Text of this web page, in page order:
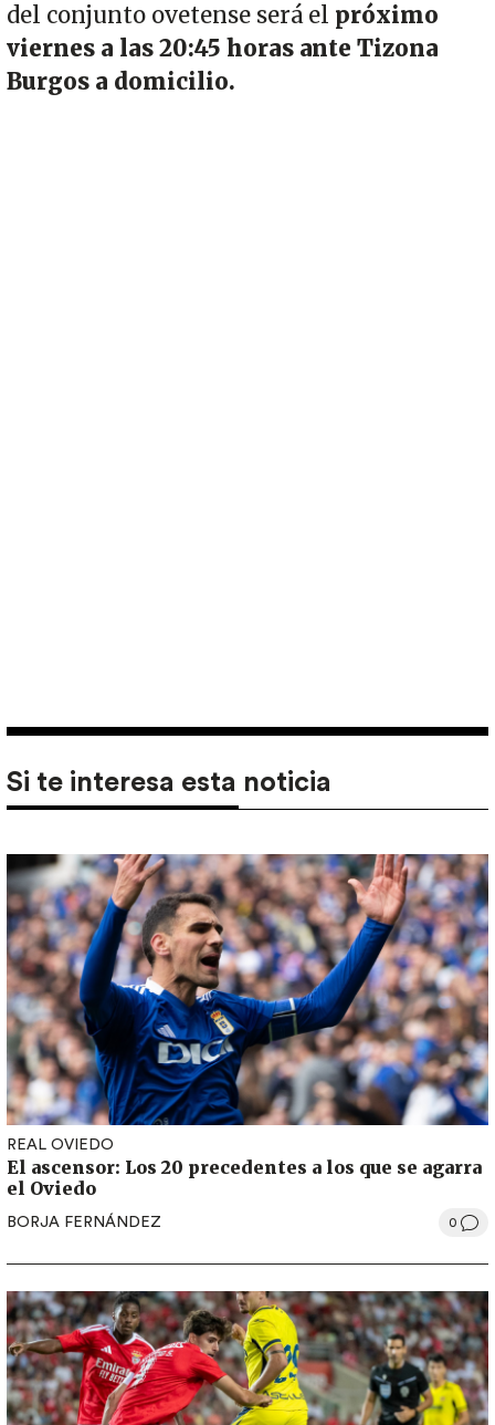
del conjunto ovetense será el próximo
viernes a las 20:45 horas ante Tizona
Burgos a domicilio.
Si te interesa esta noticia
REAL OVIEDO
El ascensor: Los 20 precedentes a los que se agarra
el Oviedo
BORJA FERNÁNDEZ 0